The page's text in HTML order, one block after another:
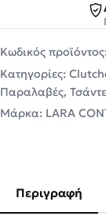
Κωδικός προϊόντος:
Κατηγορίες:
Παραλαβές,
Μάρκα: LARA
Περιγραφή